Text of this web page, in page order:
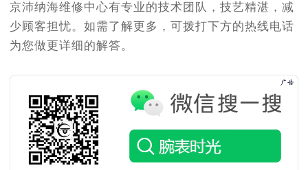
京沛纳海维修中心有专业的技术团队，技艺精湛，减
少顾客担忧。如需了解更多，可拨打下方的热线电话
为您做更详细的解答。